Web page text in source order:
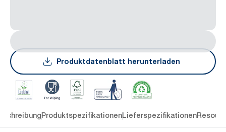
Produktdatenblatt herunterladen
ProduktspezifikationenLieferspezifikationen